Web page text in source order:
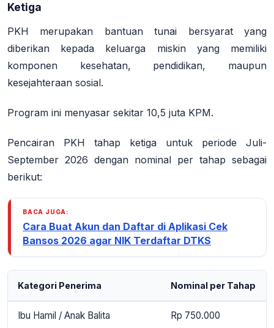
Ketiga
PKH merupakan bantuan tunai bersyarat yang
diberikan kepada keluarga miskin yang memiliki
komponen kesehatan, pendidikan, maupun
kesejahteraan sosial.
Program ini menyasar sekitar 10,5 juta KPM.
Pencairan PKH tahap ketiga untuk periode Juli-
September 2026 dengan nominal per tahap sebagai
berikut:
BACA JUGA:
Cara Buat Akun dan Daftar di Aplikasi Cek
Bansos 2026 agar NIK Terdaftar DTKS
Kategori Penerima Nominal per Tahap
Ibu Hamil / Anak Balita Rp 750.000